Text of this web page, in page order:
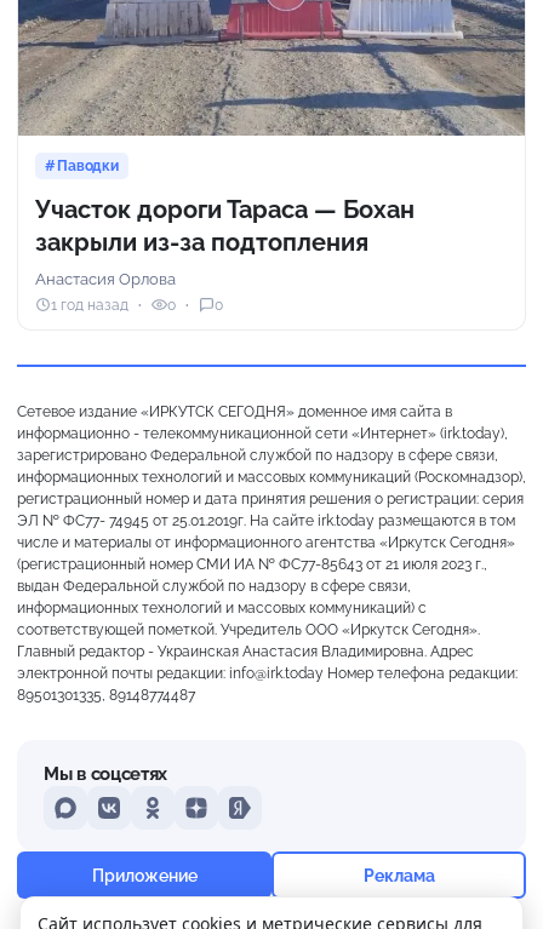
+20° Ощущается как +20
Паводки
Участок дороги Тараса — Бохан
закрыли из-за подтопления
Анастасия Орлова
1 год назад 0 0
Сетевое издание «ИРКУТСК СЕГОДНЯ» доменное имя сайта в
информационно - телекоммуникационной сети «Интернет» (irk.today),
зарегистрировано Федеральной службой по надзору в сфере связи,
информационных технологий и массовых коммуникаций (Роскомнадзор),
регистрационный номер и дата принятия решения о регистрации: серия
ЭЛ № ФС77- 74945 от 25.01.2019г. На сайте irk.today размещаются в том
числе и материалы от информационного агентства «Иркутск Сегодня»
(регистрационный номер СМИ ИА № ФС77-85643 от 21 июля 2023 г.,
выдан Федеральной службой по надзору в сфере связи,
информационных технологий и массовых коммуникаций) с
соответствующей пометкой. Учредитель ООО «Иркутск Сегодня».
Главный редактор - Украинская Анастасия Владимировна. Адрес
электронной почты редакции: info@irk.today Номер телефона редакции:
89501301335, 89148774487
Мы в соцсетях
MAXVKontakteOdnoklassniki
DzenYandex
Приложение Реклама
Сайт использует cookies и метрические сервисы для